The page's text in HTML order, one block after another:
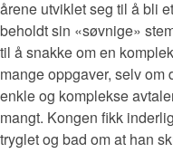
årene utviklet seg til å bli
beholdt sin «søvnige»
til å snakke om en
mange oppgaver, selv
enkle og komplekse
mangt. Kongen fikk
tryglet og bad om at han